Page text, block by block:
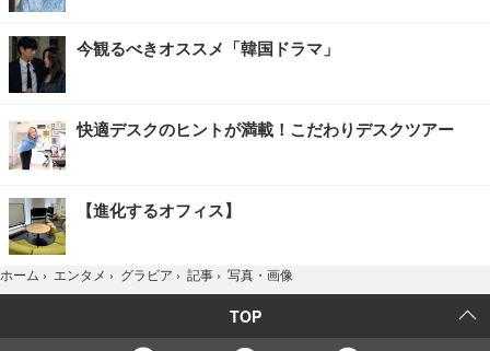
今観るべきオススメ「韓国ドラマ」
快適デスクのヒントが満載！こだわりデスクツアー
【進化するオフィス】
ホーム › エンタメ › グラビア › 記事 › 写真・画像
TOP